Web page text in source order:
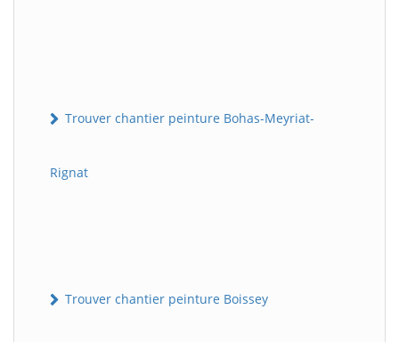
Trouver chantier peinture Bohas-Meyriat-
Rignat
Trouver chantier peinture Boissey